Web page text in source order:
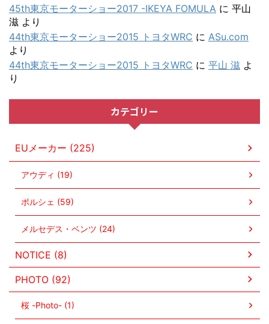
45th東京モーターショー2017 -IKEYA FOMULA に 平山
滋 より
44th東京モーターショー2015 トヨタWRC に ASu.com
より
44th東京モーターショー2015 トヨタWRC に 平山 滋 よ
り
カテゴリー
EUメーカー (225)
アウディ (19)
ポルシェ (59)
メルセデス・ベンツ (24)
NOTICE (8)
PHOTO (92)
桜 -Photo- (1)